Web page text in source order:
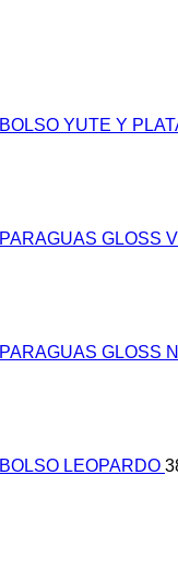
BOLSO YUTE Y
PARAGUAS GLOSS
PARAGUAS GLOSS
BOLSO LEOPARDO